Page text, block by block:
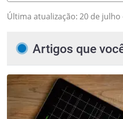
Última atualização: 20 de julho
Artigos que